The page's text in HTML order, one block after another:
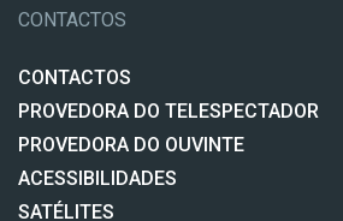
CONTACTOS
CONTACTOS
PROVEDORA DO TELESPECTADOR
PROVEDORA DO OUVINTE
ACESSIBILIDADES
SATÉLITES